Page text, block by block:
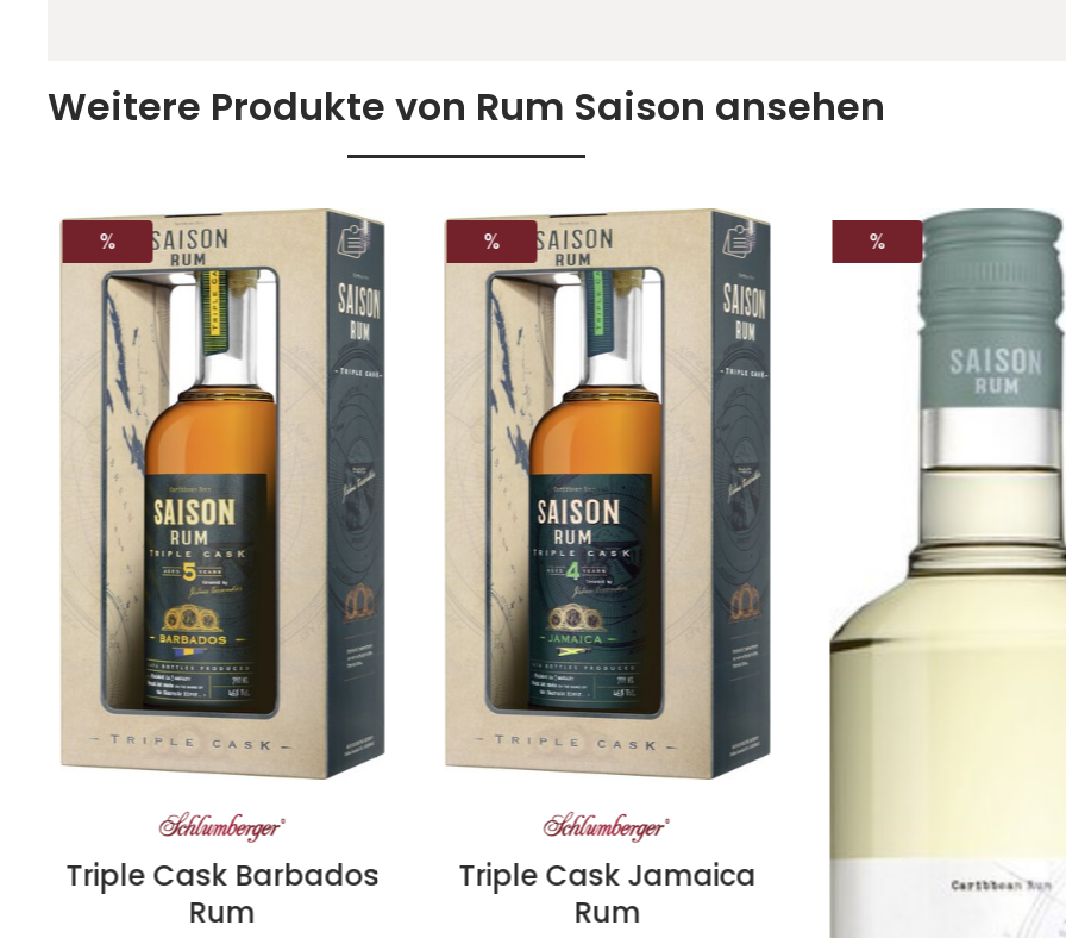
Weitere Produkte von Rum Saison ansehen
RABATT
%
Triple Cask Barbados
Rum
RABATT
%
Triple Cask Jamaica
Rum
RABATT
%